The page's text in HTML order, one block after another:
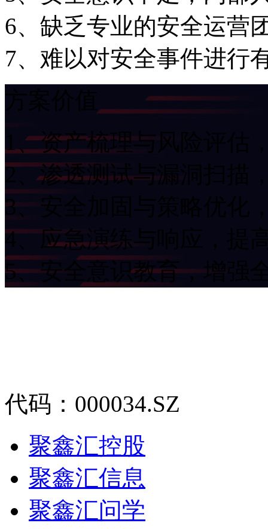
6、缺乏专业的安全运
7、难以对安全事件进
1、资产梳理与风险评估
2、渗透测试与漏洞扫描
3、安全加固与策略优化
4、应急演练与响应
5、安全意识教育，
代码：000034.SZ
聚鑫汇控股
聚鑫汇信息
聚鑫汇问学